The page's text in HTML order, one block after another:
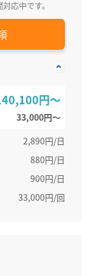
応中です。
円～
33,000円〜
2,890円/日
880円/日
900円/日
33,000円/回